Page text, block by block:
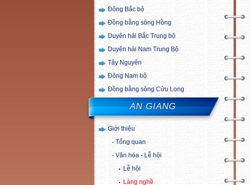
Đông Bắc bộ
Đồng bằng sông Hồng
Duyên hải Bắc Trung bộ
Duyên hải Nam Trung Bộ
Tây Nguyên
Đông Nam bộ
Đồng bằng sông Cửu Long
AN GIANG
Giới thiệu
Tổng quan
Văn hóa - Lễ hội
Lễ hội
Làng nghề